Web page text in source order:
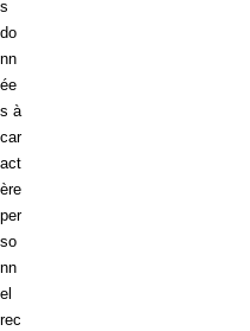
s
do
nn
ée
s à
car
act
ère
per
so
nn
el
rec